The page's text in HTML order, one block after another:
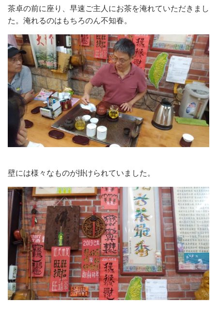
茶卓の前に座り、早速ご主人にお茶を淹れていただきまし
た。淹れるのはもちろのん不知春。
壁には様々なものが掛けられていました。